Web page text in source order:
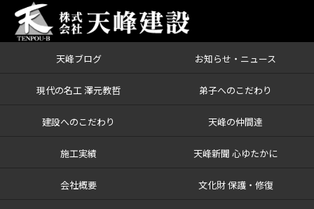
天峰ブログ お知らせ・ニュース
現代の名工 澤元教哲 弟子へのこだわり
建設へのこだわり 天峰の仲間達
施工実績 天峰新聞 心ゆたかに
会社概要 文化財 保護・修復
ブログ 満開の桜